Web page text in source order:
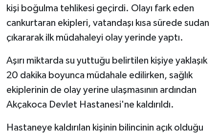
kişi boğulma tehlikesi geçirdi. Olayı fark eden
cankurtaran ekipleri, vatandaşı kısa sürede sudan
çıkararak ilk müdahaleyi olay yerinde yaptı.
Aşırı miktarda su yuttuğu belirtilen kişiye yaklaşık
20 dakika boyunca müdahale edilirken, sağlık
ekiplerinin de olay yerine ulaşmasının ardından
Akçakoca Devlet Hastanesi'ne kaldırıldı.
Hastaneye kaldırılan kişinin bilincinin açık olduğu